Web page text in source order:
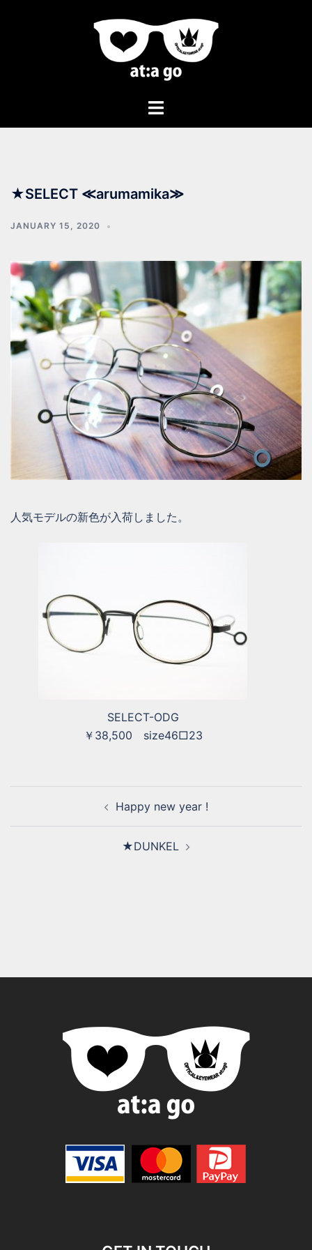
★SELECT ≪arumamika≫
JANUARY 15, 2020
人気モデルの新色が入荷しました。
SELECT-ODG
￥38,500 size46□23
Happy new year !
★DUNKEL